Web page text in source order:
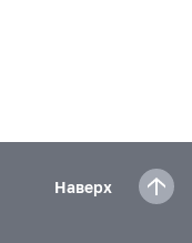
Наверх